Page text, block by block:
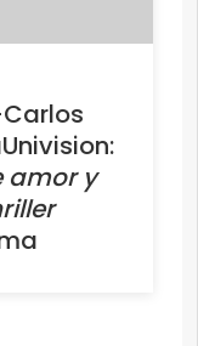
Carlos
amor y